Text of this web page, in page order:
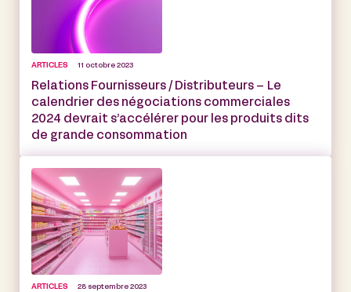
ARTICLES 11 octobre 2023
Relations Fournisseurs / Distributeurs – Le
calendrier des négociations commerciales
2024 devrait s’accélérer pour les produits dits
de grande consommation
ARTICLES 28 septembre 2023